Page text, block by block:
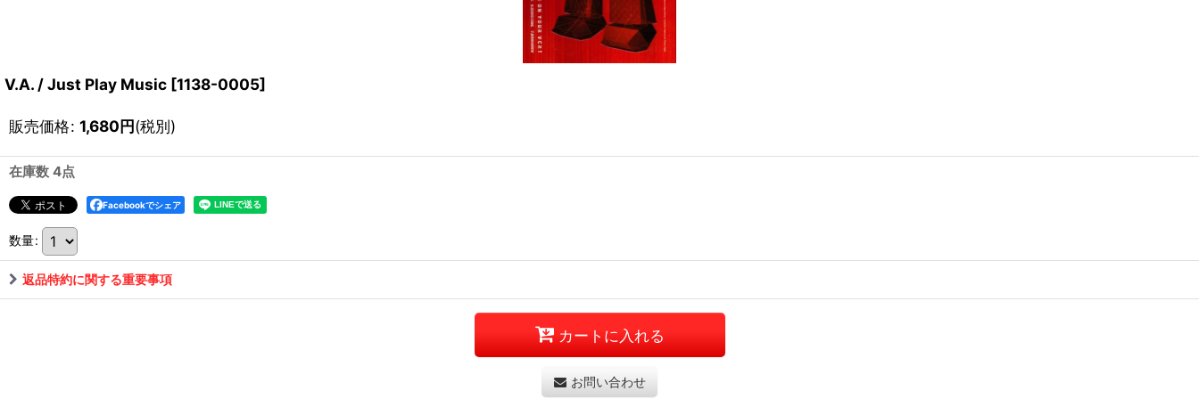
V.A. / Just Play Music [1138-0005]
販売価格: 1,680円(税別)
在庫数 4点
Facebookでシェア
数量:
返品特約に関する重要事項
カートに入れる
お問い合わせ